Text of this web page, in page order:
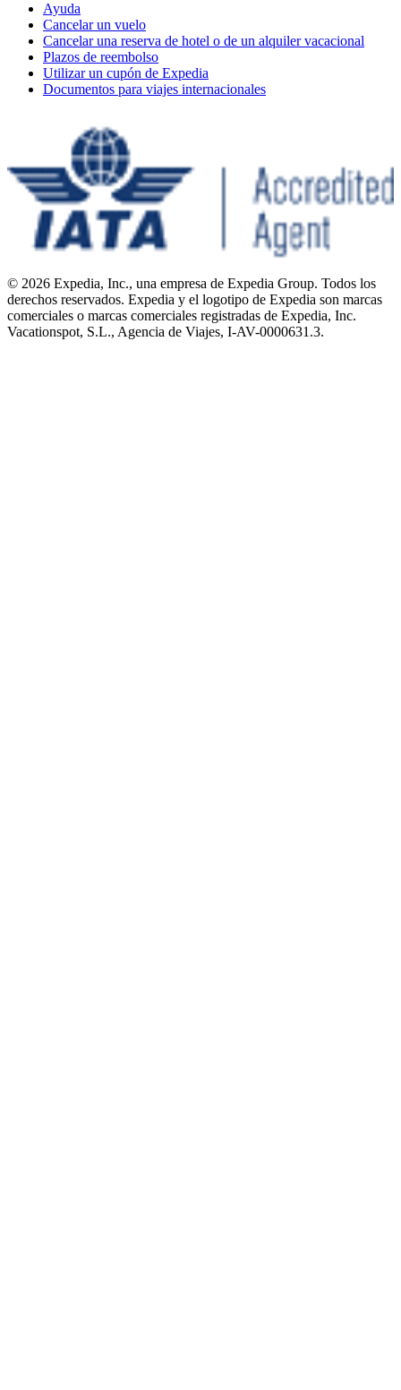
Ayuda
Cancelar un vuelo
Cancelar una reserva de hotel o de un alquiler vacacional
Plazos de reembolso
Utilizar un cupón de Expedia
Documentos para viajes internacionales
© 2026 Expedia, Inc., una empresa de Expedia Group. Todos los
derechos reservados. Expedia y el logotipo de Expedia son marcas
comerciales o marcas comerciales registradas de Expedia, Inc.
Vacationspot, S.L., Agencia de Viajes, I-AV-0000631.3.